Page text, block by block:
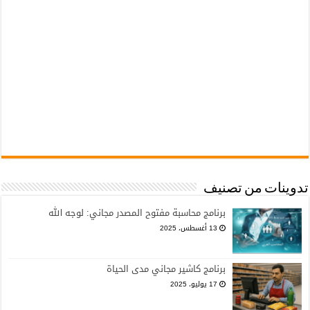
تدوينات من تصنيف
برنامج محاسبة مفتوح المصدر مجاني: لوجه الله
13 أغسطس، 2025
برنامج كاشير مجاني مدى الحياة
17 يوليو، 2025